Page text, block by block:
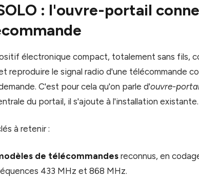
: l'ouvre-portail
électronique compact, totalement sans fils,
reproduire le signal radio d'une télécommande
C'est pour cela qu'on parle d'ouvre-
du portail, il s'ajoute à l'installation existante.
à retenir :
de télécommandes reconnus, en
433 MHz et 868 MHz.